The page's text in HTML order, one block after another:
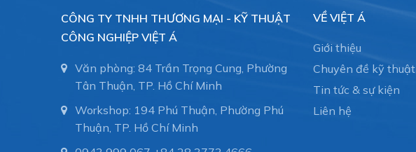
TYPE SERIES CI4350
TYPE SERIES CV4100
TYPE SERIES CV4110
TYPE SERIES CV4300
CÔNG TY TNHH THƯƠNG MẠI - KỸ THUẬT
CÔNG NGHIỆP VIỆT Á
Văn phòng: 84 Trần Trọng Cung, Phường
Tân Thuận, TP. Hồ Chí Minh
Workshop: 194 Phú Thuận, Phường Phú
Thuận, TP. Hồ Chí Minh
VỀ VIỆT Á
Giới thiệu
Chuyên đề kỹ thuật
Tin tức & sự kiện
Liên hệ